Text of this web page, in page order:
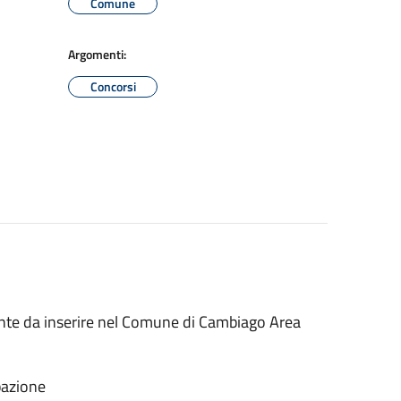
Argomenti:
Concorsi
da inserire nel Comune di Cambiago Area